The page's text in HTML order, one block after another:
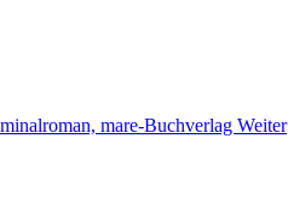
mare-Buchverlag Weiter